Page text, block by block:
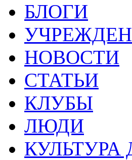
БЛОГИ
НОВОСТИ
СТАТЬИ
КЛУБЫ
ЛЮДИ